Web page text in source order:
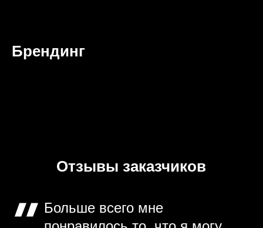
Брендинг
Отзывы заказчиков
Больше всего мне